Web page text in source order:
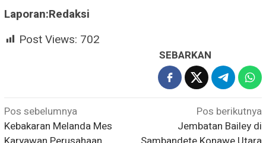
Laporan:Redaksi
Post Views: 702
SEBARKAN
Navigasi
pos
Pos sebelumnya
Kebakaran Melanda Mes
Pos berikutnya
Jembatan Bailey di